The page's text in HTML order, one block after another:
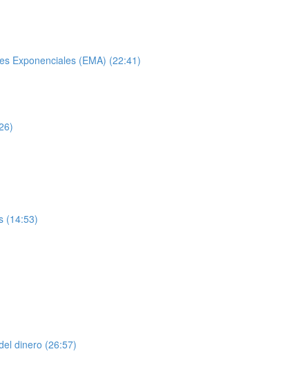
Exponenciales (EMA) (22:41)
(14:53)
dinero (26:57)